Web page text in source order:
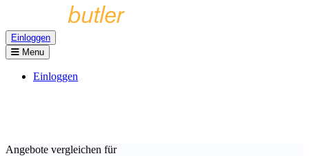
Einloggen
Menu
Einloggen
Angebote vergleichen für